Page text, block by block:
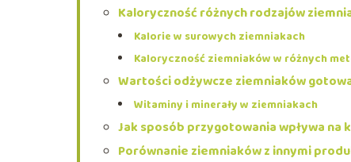
Kaloryczność różnych rodzajów
Kalorie w surowych ziemniakach
Kaloryczność ziemniaków w różnych
Wartości odżywcze ziemniaków
Witaminy i minerały w ziemniakach
Jak sposób przygotowania wpływa na
Porównanie ziemniaków z innymi